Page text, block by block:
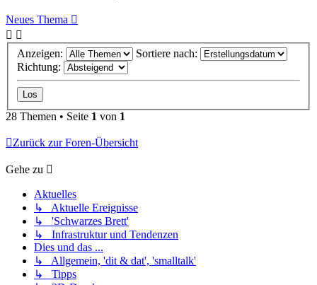
Neues Thema
Anzeigen:
Sortiere nach:
Richtung:
28 Themen • Seite 1 von 1
Zurück zur Foren-Übersicht
Gehe zu
Aktuelles
↳ Aktuelle Ereignisse
↳ 'Schwarzes Brett'
↳ Infrastruktur und Tendenzen
Dies und das ...
↳ Allgemein, 'dit & dat', 'smalltalk'
↳ Tipps